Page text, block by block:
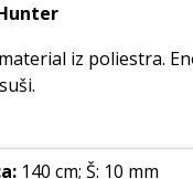
iz poliestra.
140 cm; Š: 10 mm